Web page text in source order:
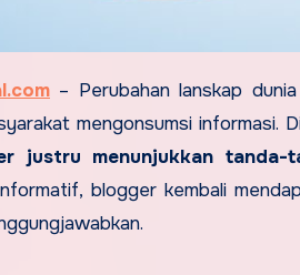
– Perubahan lanskap
mengonsumsi informasi.
justru menunjukkan tanda-
blogger kembali